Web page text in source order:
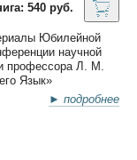
540 руб.
Юбилейной
научной
профессора Л. М.
Язык»
► подробнее